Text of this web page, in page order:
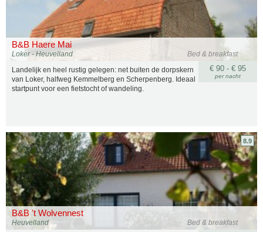
B&B Haere Mai
Bed & breakfast
Loker - Heuvelland
€ 90 - € 95
per nacht
Landelijk en heel rustig gelegen: net buiten de dorpskern
van Loker, halfweg Kemmelberg en Scherpenberg. Ideaal
startpunt voor een fietstocht of wandeling.
B&B 't Wolvennest
Bed & breakfast
Heuvelland
8.9